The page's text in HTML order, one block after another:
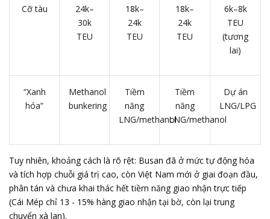
Cỡ tàu
24k–
30k
TEU
18k–
24k
TEU
18k–
24k
TEU
6k–8k
TEU
(tương
lai)
“Xanh
hóa”
Methanol
bunkering
Tiềm
năng
LNG/methanol
Tiềm
năng
LNG/methanol
Dự án
LNG/LPG
Tuy nhiên, khoảng cách là rõ rệt: Busan đã ở mức tự động hóa
và tích hợp chuỗi giá trị cao, còn Việt Nam mới ở giai đoạn đầu,
phân tán và chưa khai thác hết tiềm năng giao nhận trực tiếp
(Cái Mép chỉ 13 - 15% hàng giao nhận tại bờ, còn lại trung
chuyển xà lan).